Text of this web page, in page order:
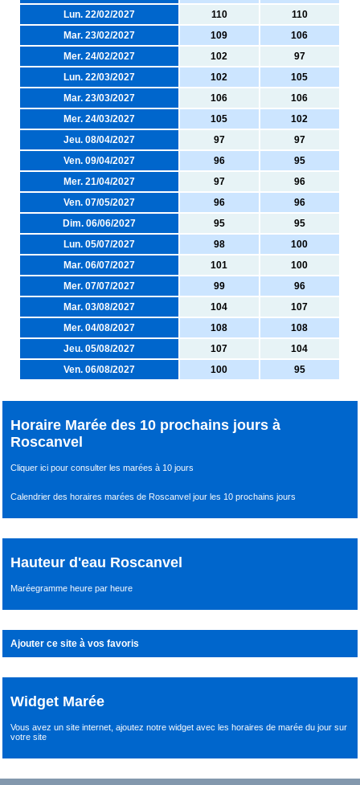
Lun. 22/02/2027
110
110
Mar. 23/02/2027
109
106
Mer. 24/02/2027
102
97
Lun. 22/03/2027
102
105
Mar. 23/03/2027
106
106
Mer. 24/03/2027
105
102
Jeu. 08/04/2027
97
97
Ven. 09/04/2027
96
95
Mer. 21/04/2027
97
96
Ven. 07/05/2027
96
96
Dim. 06/06/2027
95
95
Lun. 05/07/2027
98
100
Mar. 06/07/2027
101
100
Mer. 07/07/2027
99
96
Mar. 03/08/2027
104
107
Mer. 04/08/2027
108
108
Jeu. 05/08/2027
107
104
Ven. 06/08/2027
100 95
Horaire Marée des 10 prochains jours à
Roscanvel
Cliquer ici pour consulter les marées à 10 jours
Calendrier des horaires marées de Roscanvel jour les 10 prochains jours
Hauteur d'eau Roscanvel
Maréegramme heure par heure
Ajouter ce site à vos favoris
Widget Marée
Vous avez un site internet,ajoutez notre widget avec les horaires de marée du joursur
votre site